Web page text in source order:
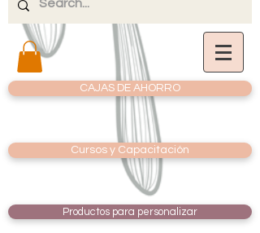
CAJAS DE AHORRO
Cursos y Capacitación
Productos para personalizar